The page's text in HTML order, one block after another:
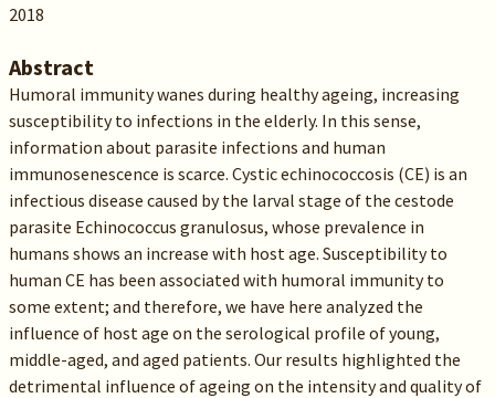
2018
Abstract
Humoral immunity wanes during healthy ageing, increasing
susceptibility to infections in the elderly. In this sense,
information about parasite infections and human
immunosenescence is scarce. Cystic echinococcosis (CE) is an
infectious disease caused by the larval stage of the cestode
parasite Echinococcus granulosus, whose prevalence in
humans shows an increase with host age. Susceptibility to
human CE has been associated with humoral immunity to
some extent; and therefore, we have here analyzed the
influence of host age on the serological profile of young,
middle-aged, and aged patients. Our results highlighted the
detrimental influence of ageing on the intensity and quality of